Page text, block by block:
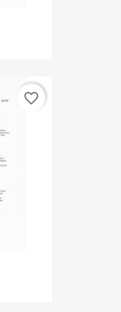
favorite_border